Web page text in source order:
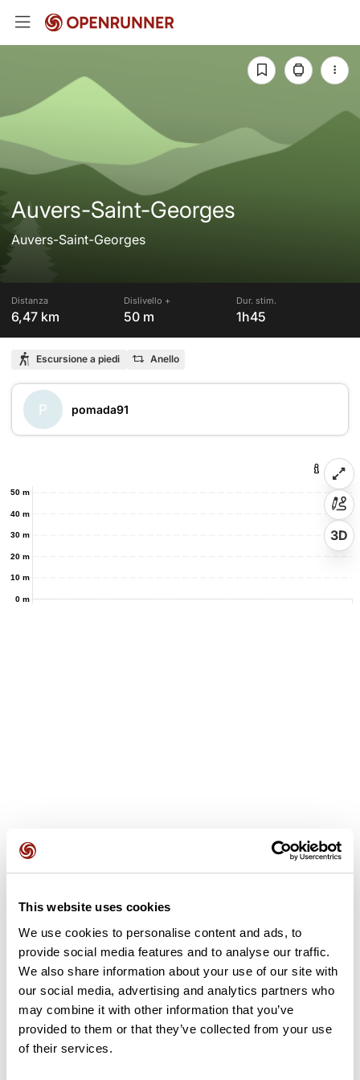
This website uses cookies
We use cookies to personalise content and ads, to
provide social media features and to analyse our traffic.
We also share information about your use of our site with
our social media, advertising and analytics partners who
may combine it with other information that you’ve
provided to them or that they’ve collected from your use
of their services.
Auvers-Saint-Georges
Auvers-Saint-Georges
Distanza
6,47 km
Dislivello +
50 m
Dur. stim.
1h45
Escursione a piedi Anello
P pomada91
0 m
10 m
20 m
30 m
40 m
50 m
3D
Recensioni degli utenti
Questo percorso non contiene ancora alcuna recensione.
L'hai già effettuato? Sii il primo a inviare una recensione!
Aggiungi una recensione